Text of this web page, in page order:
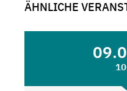
ÄHNLICHE